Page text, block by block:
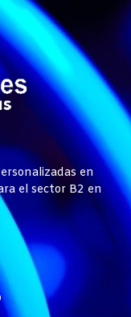
en
el sector B2 en